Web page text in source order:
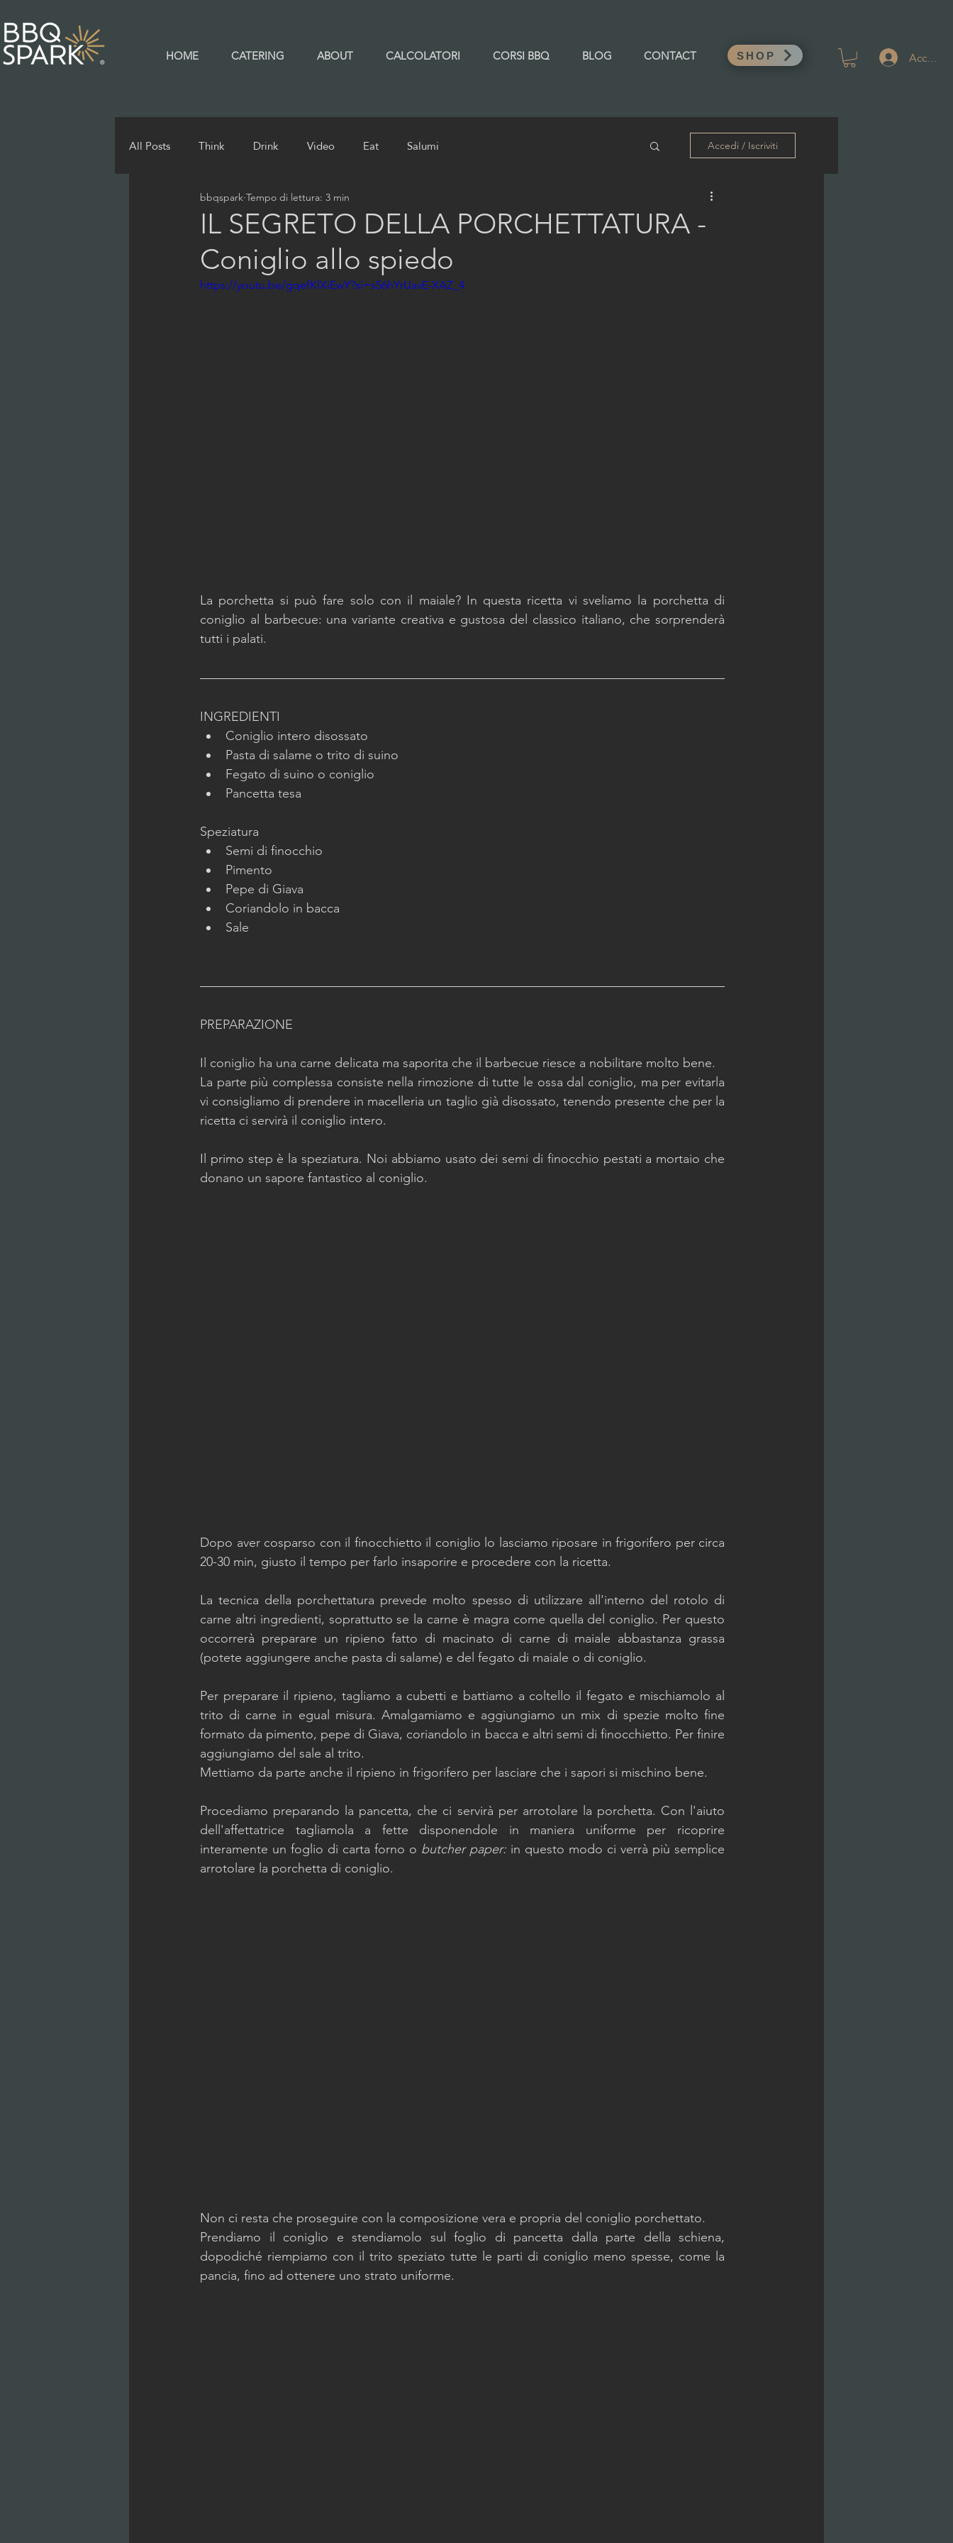
HOME CATERING ABOUT CALCOLATORI CORSI BBQ BLOG CONTACT SHOP Accedi
All Posts Think Drink Video Eat Salumi Accedi / Iscriviti
IL SEGRETO DELLA PORCHETTATURA -
Coniglio allo spiedo
bbqspark Tempo di lettura: 3 min
https://youtu.be/gqefKlXiEwY?si=s56hYrUavE-XAZ_4
La porchetta si può fare solo con il maiale? In questa ricetta vi sveliamo la porchetta di
coniglio al barbecue: una variante creativa e gustosa del classico italiano, che sorprenderà
tutti i palati.
INGREDIENTI
Coniglio intero disossato
Pasta di salame o trito di suino
Fegato di suino o coniglio
Pancetta tesa
Speziatura
Semi di finocchio
Pimento
Pepe di Giava
Coriandolo in bacca
Sale
PREPARAZIONE
Il coniglio ha una carne delicata ma saporita che il barbecue riesce a nobilitare molto bene.
La parte più complessa consiste nella rimozione di tutte le ossa dal coniglio, ma per evitarla
vi consigliamo di prendere in macelleria un taglio già disossato, tenendo presente che per la
ricetta ci servirà il coniglio intero.
Il primo step è la speziatura. Noi abbiamo usato dei semi di finocchio pestati a mortaio che
donano un sapore fantastico al coniglio.
Dopo aver cosparso con il finocchietto il coniglio lo lasciamo riposare in frigorifero per circa
20-30 min, giusto il tempo per farlo insaporire e procedere con la ricetta.
La tecnica della porchettatura prevede molto spesso di utilizzare all'interno del rotolo di
carne altri ingredienti, soprattutto se la carne è magra come quella del coniglio. Per questo
occorrerà preparare un ripieno fatto di macinato di carne di maiale abbastanza grassa
(potete aggiungere anche pasta di salame) e del fegato di maiale o di coniglio.
Per preparare il ripieno, tagliamo a cubetti e battiamo a coltello il fegato e mischiamolo al
trito di carne in egual misura. Amalgamiamo e aggiungiamo un mix di spezie molto fine
formato da pimento, pepe di Giava, coriandolo in bacca e altri semi di finocchietto. Per finire
aggiungiamo del sale al trito.
Mettiamo da parte anche il ripieno in frigorifero per lasciare che i sapori si mischino bene.
Procediamo preparando la pancetta, che ci servirà per arrotolare la porchetta. Con l'aiuto
dell'affettatrice tagliamola a fette disponendole in maniera uniforme per ricoprire
interamente un foglio di carta forno o butcher paper: in questo modo ci verrà più semplice
arrotolare la porchetta di coniglio.
Non ci resta che proseguire con la composizione vera e propria del coniglio porchettato.
Prendiamo il coniglio e stendiamolo sul foglio di pancetta dalla parte della schiena,
dopodiché riempiamo con il trito speziato tutte le parti di coniglio meno spesse, come la
pancia, fino ad ottenere uno strato uniforme.